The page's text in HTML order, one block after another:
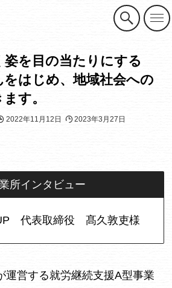
を目の当たりにする
をはじめ、地域社会への
す。
2022年11月12日 2023年3月27日
所インタビュー
代表取締役 髙久敦吏様
運営する就労継続支援A型事業